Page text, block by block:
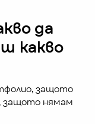
да
какво
защото
защото нямам